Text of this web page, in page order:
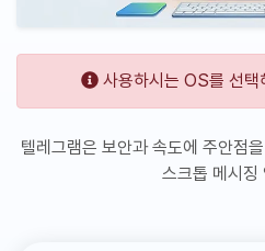
사용하시는 OS를 선택
텔레그램은 보안과 속도에 주안점
스크톱 메시징